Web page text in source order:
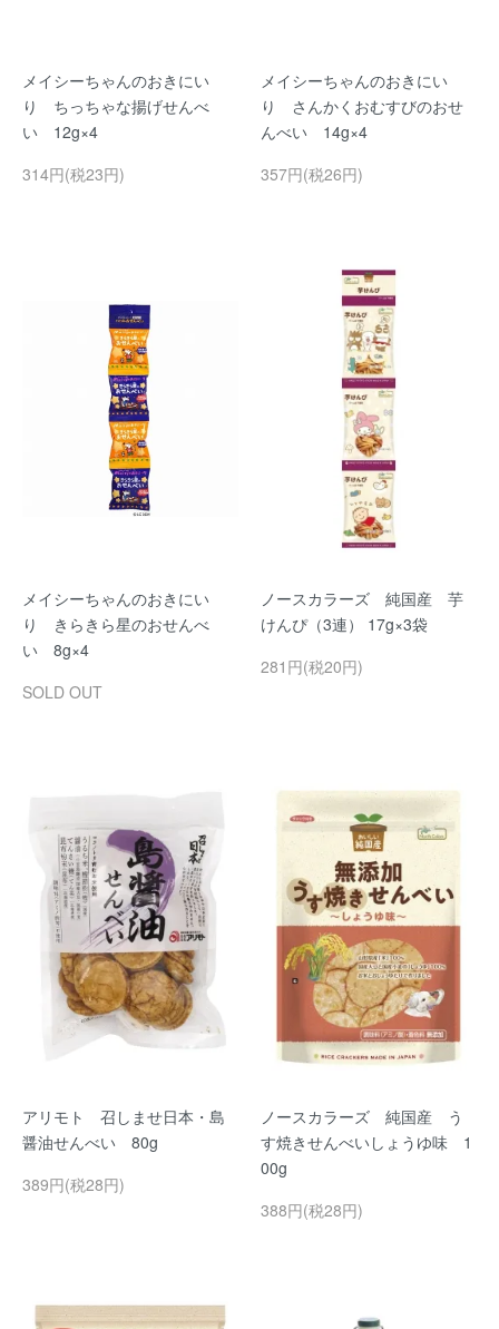
メイシーちゃんのおきにい
り ちっちゃな揚げせんべ
い 12g×4
314円(税23円)
メイシーちゃんのおきにい
り さんかくおむすびのおせ
んべい 14g×4
357円(税26円)
メイシーちゃんのおきにい
り きらきら星のおせんべ
い 8g×4
SOLD OUT
ノースカラーズ 純国産 芋
けんぴ（3連） 17g×3袋
281円(税20円)
アリモト 召しませ日本・島
醤油せんべい 80g
389円(税28円)
ノースカラーズ 純国産 う
す焼きせんべいしょうゆ味 1
00g
388円(税28円)